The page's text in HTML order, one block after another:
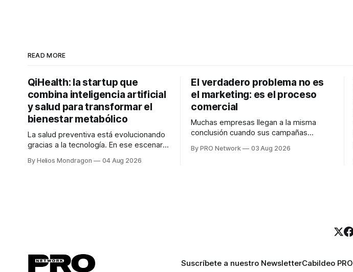
READ MORE
QiHealth: la startup que
combina inteligencia artificial
y salud para transformar el
bienestar metabólico
La salud preventiva está evolucionando
gracias a la tecnología. En ese escenario
desarrolla un ecosistema digital capaz
By Helios Mondragon 04 Aug 2026
El verdadero problema no es
el marketing: es el proceso
comercial
Muchas empresas llegan a la misma
conclusión cuando sus campañas
marketing no funciona". Sin embargo,
By PRO Network 03 Aug 2026
Suscríbete a nuestro NewsletterCabildeo PRO